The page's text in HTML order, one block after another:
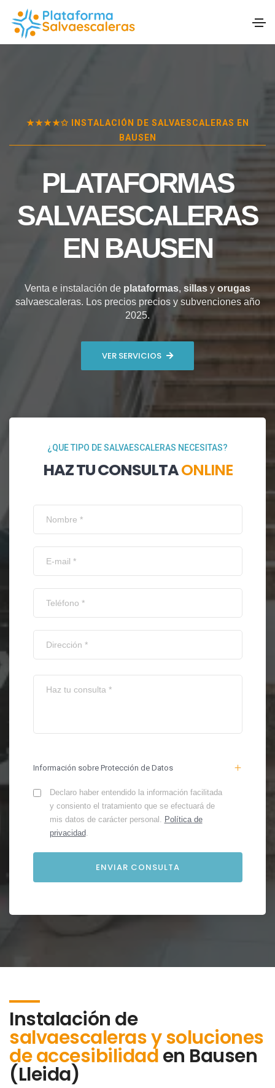
★★★★✩ INSTALACIÓN DE SALVAESCALERAS EN
BAUSEN
PLATAFORMAS
SALVAESCALERAS
EN BAUSEN
Venta e instalación de plataformas, sillas y orugas
salvaescaleras. Los precios precios y subvenciones año
2025.
VER SERVICIOS
¿QUE TIPO DE SALVAESCALERAS NECESITAS?
HAZ TU CONSULTAONLINE
Información sobre Protección de Datos
Declaro haber entendido la información facilitada
y consiento el tratamiento que se efectuará de
mis datos de carácter personal. Política de
privacidad.
Instalación de
salvaescaleras y soluciones
de accesibilidaden Bausen
(Lleida)